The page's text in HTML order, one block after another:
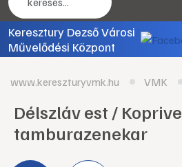
Keresztury Dezső Városi
Művelődési Központ
www.kereszturyvmk.hu VMK
Délszláv est / Koprive
tamburazenekar